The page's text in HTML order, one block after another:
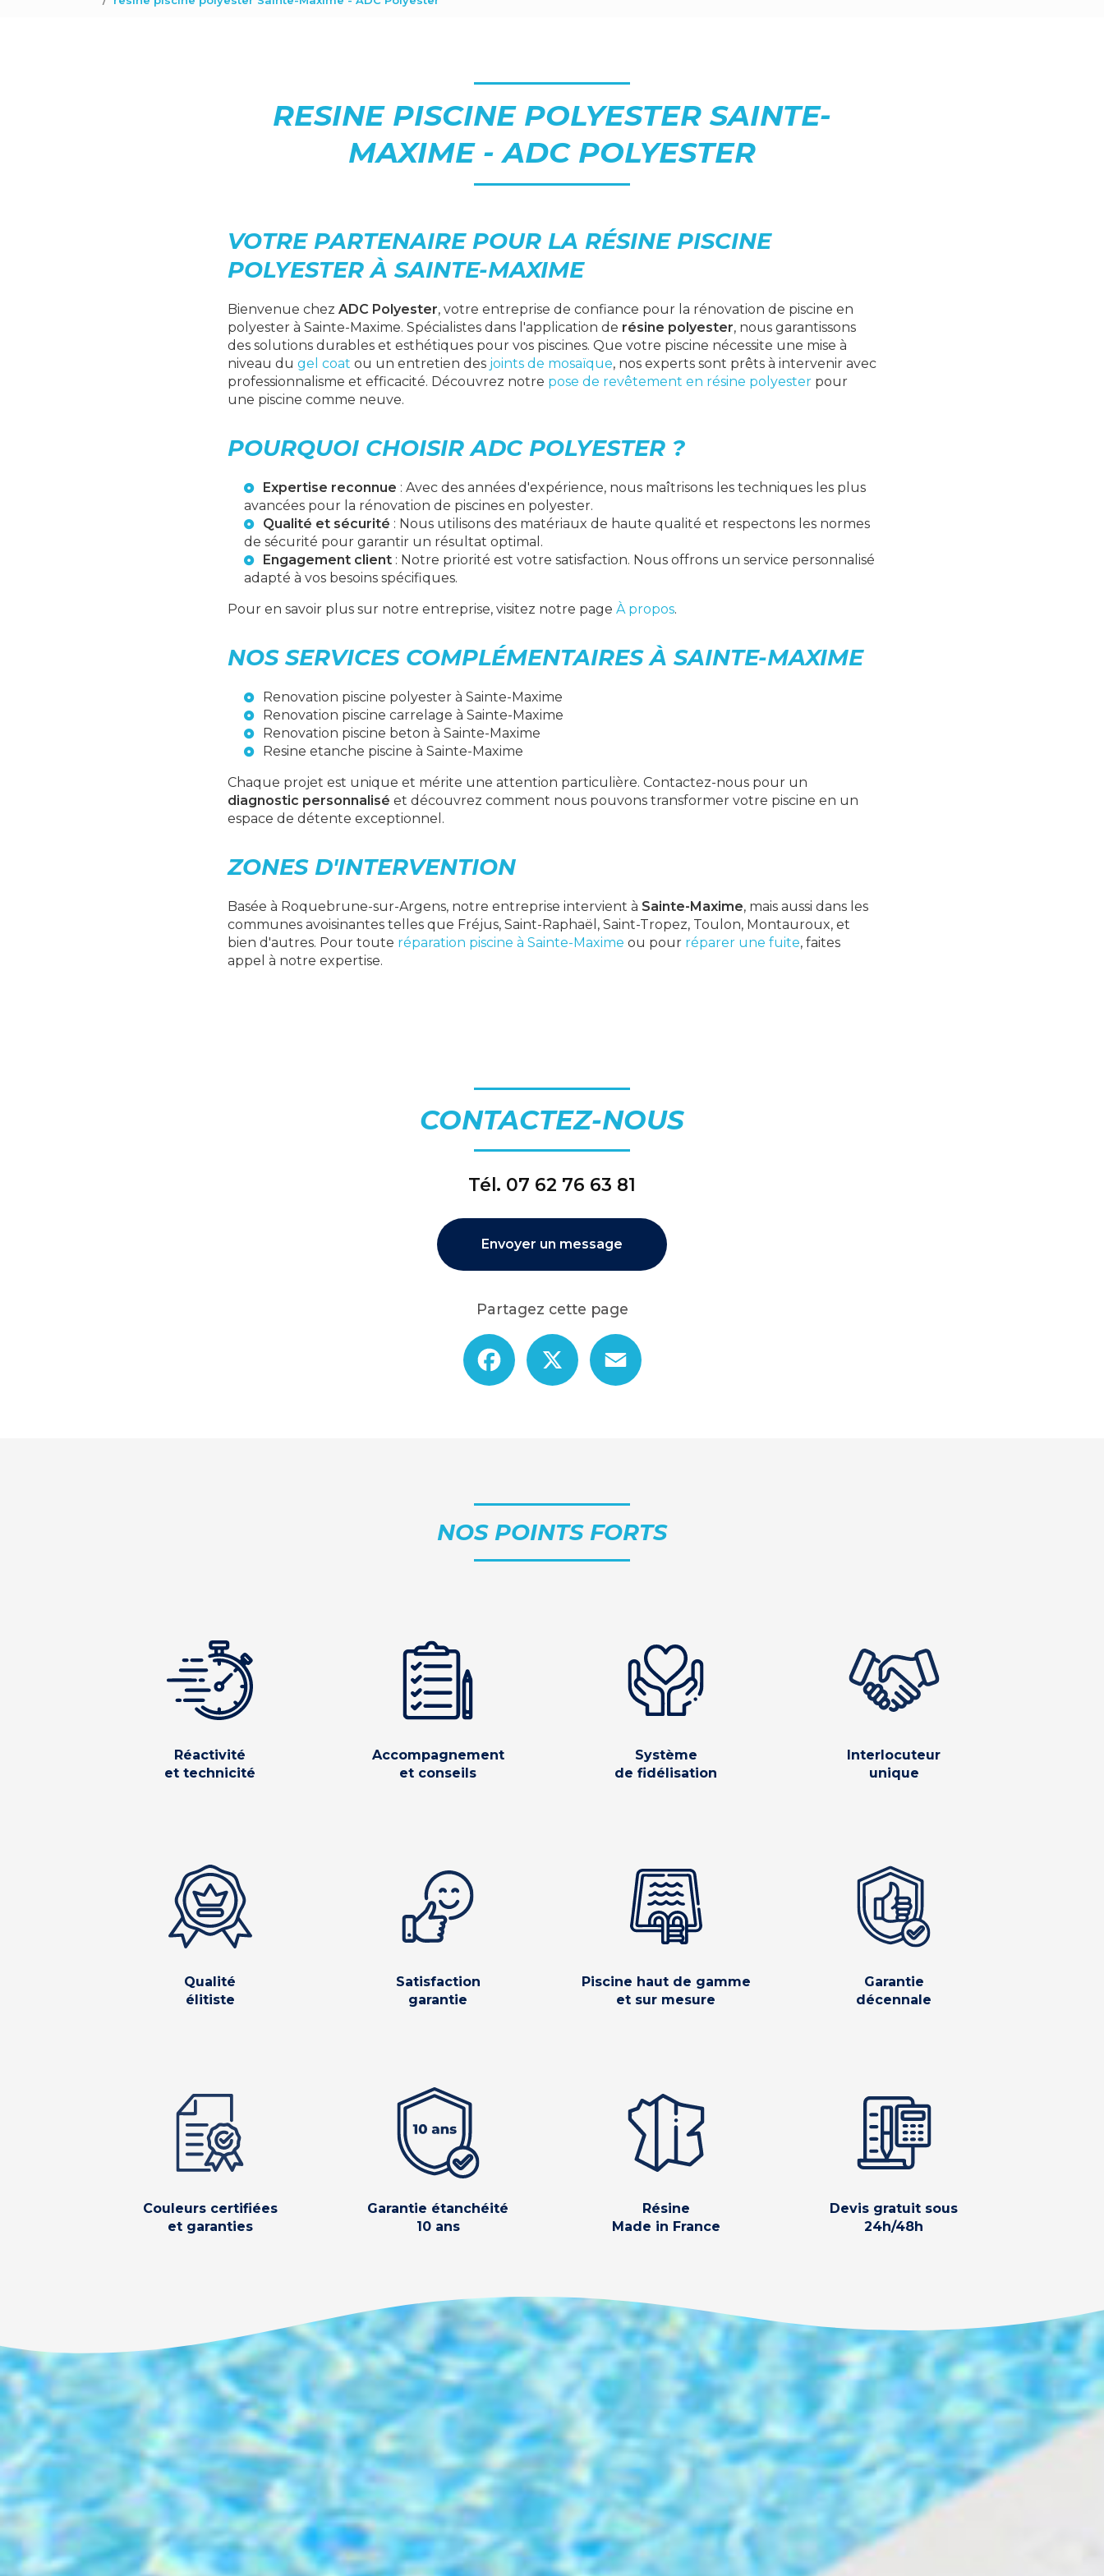
RESINE PISCINE POLYESTER SAINTE-
MAXIME - ADC POLYESTER
VOTRE PARTENAIRE POUR LA RÉSINE PISCINE
POLYESTER À SAINTE-MAXIME
Bienvenue chez ADC Polyester, votre entreprise de confiance pour la rénovation de piscine en
polyester à Sainte-Maxime. Spécialistes dans l'application de résine polyester, nous garantissons
des solutions durables et esthétiques pour vos piscines. Que votre piscine nécessite une mise à
niveau du gel coat ou un entretien des joints de mosaïque, nos experts sont prêts à intervenir avec
professionnalisme et efficacité. Découvrez notre pose de revêtement en résine polyester pour
une piscine comme neuve.
POURQUOI CHOISIR ADC POLYESTER ?
Expertise reconnue : Avec des années d'expérience, nous maîtrisons les techniques les plus
avancées pour la rénovation de piscines en polyester.
Qualité et sécurité : Nous utilisons des matériaux de haute qualité et respectons les normes
de sécurité pour garantir un résultat optimal.
Engagement client : Notre priorité est votre satisfaction. Nous offrons un service personnalisé
adapté à vos besoins spécifiques.
Pour en savoir plus sur notre entreprise, visitez notre page À propos.
NOS SERVICES COMPLÉMENTAIRES À SAINTE-MAXIME
Renovation piscine polyester à Sainte-Maxime
Renovation piscine carrelage à Sainte-Maxime
Renovation piscine beton à Sainte-Maxime
Resine etanche piscine à Sainte-Maxime
Chaque projet est unique et mérite une attention particulière. Contactez-nous pour un
diagnostic personnalisé et découvrez comment nous pouvons transformer votre piscine en un
espace de détente exceptionnel.
ZONES D'INTERVENTION
Basée à Roquebrune-sur-Argens, notre entreprise intervient à Sainte-Maxime, mais aussi dans les
communes avoisinantes telles que Fréjus, Saint-Raphaël, Saint-Tropez, Toulon, Montauroux, et
bien d'autres. Pour toute réparation piscine à Sainte-Maxime ou pour réparer une fuite, faites
appel à notre expertise.
CONTACTEZ-NOUS
Tél. 07 62 76 63 81
Envoyer un message
Partagez cette page
Facebook
NOS POINTS FORTS
Réactivité
et technicité
Accompagnement
et conseils
Système
de fidélisation
Interlocuteur
unique
Qualité
élitiste
Satisfaction
garantie
Piscine haut de gamme
et sur mesure
Garantie
décennale
Couleurs certifiées
et garanties
Garantie étanchéité
10 ans
Résine
Made in France
Devis gratuit sous
24h/48h